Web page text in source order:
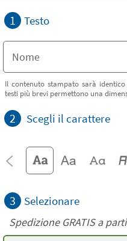
1 Testo
Il contenuto stampato sarà
testi più brevi permettono una
2 Scegli il carattere
3 Selezionare
Spedizione GRATIS a